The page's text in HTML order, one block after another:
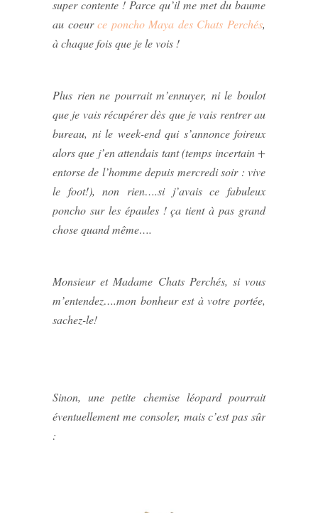
super contente ! Parce qu’il me met du baume
au coeurce poncho Maya des Chats Perchés,
à chaque fois que je le vois !
Plus rien ne pourrait m’ennuyer, ni le boulot
que je vais récupérer dès que je vais rentrer au
bureau, ni le week-end qui s’annonce foireux
alors que j’en attendais tant (temps incertain +
entorse de l’homme depuis mercredi soir : vive
le foot!), non rien….si j’avais ce fabuleux
poncho sur les épaules ! ça tient à pas grand
chose quand même….
Monsieur et Madame Chats Perchés, si vous
m’entendez….mon bonheur est à votre portée,
sachez-le!
Sinon, une petite chemise léopard pourrait
éventuellement me consoler, mais c’est pas sûr
: